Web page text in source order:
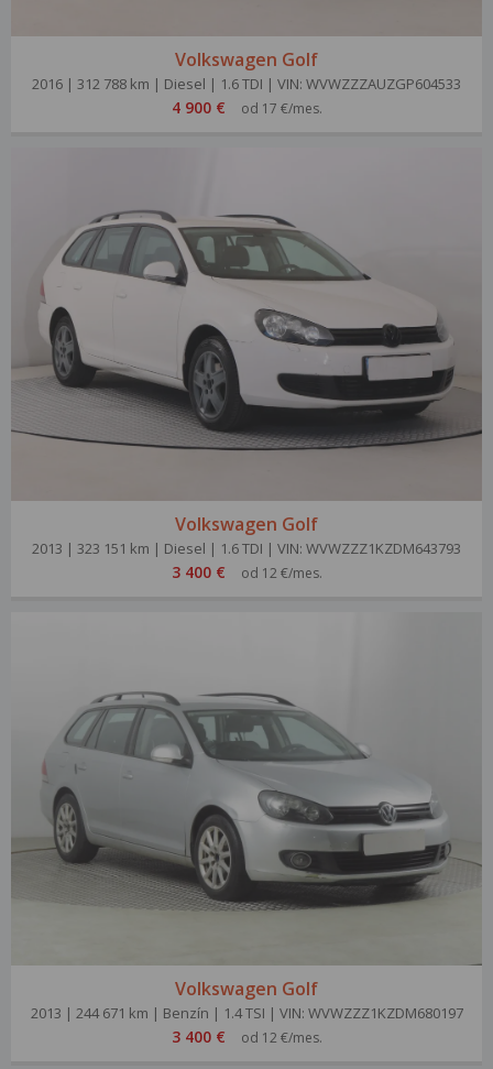
Volkswagen Golf
2016 | 312 788 km | Diesel | 1.6 TDI | VIN: WVWZZZAUZGP604533
4 900 € od 17 €/mes.
Volkswagen Golf
2013 | 323 151 km | Diesel | 1.6 TDI | VIN: WVWZZZ1KZDM643793
3 400 € od 12 €/mes.
Volkswagen Golf
2013 | 244 671 km | Benzín | 1.4 TSI | VIN: WVWZZZ1KZDM680197
3 400 € od 12 €/mes.